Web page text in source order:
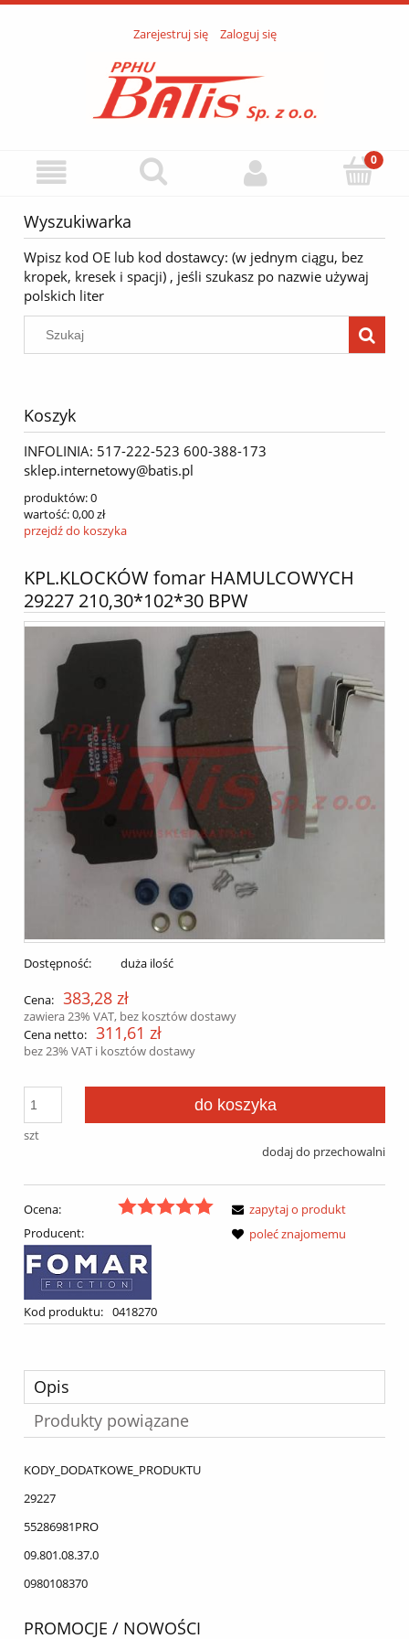
Zarejestruj się Zaloguj się
Wyszukiwarka
Wpisz kod OE lub kod dostawcy: (w jednym ciągu, bez
kropek, kresek i spacji) , jeśli szukasz po nazwie używaj
polskich liter
Koszyk
INFOLINIA: 517-222-523 600-388-173
sklep.internetowy@batis.pl
produktów:0
wartość:0,00 zł
przejdź do koszyka
KPL.KLOCKÓW fomar HAMULCOWYCH
29227 210,30*102*30 BPW
Dostępność: duża ilość
Cena: 383,28 zł
zawiera 23% VAT, bez kosztów dostawy
Cena netto: 311,61 zł
bez 23% VAT i kosztów dostawy
szt
do koszyka
dodaj do przechowalni
Ocena:
Producent:
Kod produktu: 0418270
zapytaj o produkt
poleć znajomemu
Opis
Produkty powiązane
KODY_DODATKOWE_PRODUKTU
29227
55286981PRO
09.801.08.37.0
0980108370
PROMOCJE / NOWOŚCI